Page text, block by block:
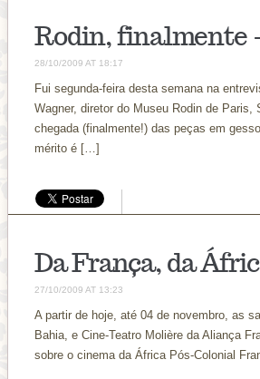
Rodin, finalmente
28/10/2009 AT 18:17
Fui segunda-feira desta semana na
Wagner, diretor do Museu Rodin de
chegada (finalmente!) das peças em
mérito é […]
Da França, da
27/10/2009 AT 13:23
A partir de hoje, até 04 de novembro, as
Bahia, e Cine-Teatro Molière da Aliança
sobre o cinema da África Pós-Colonial